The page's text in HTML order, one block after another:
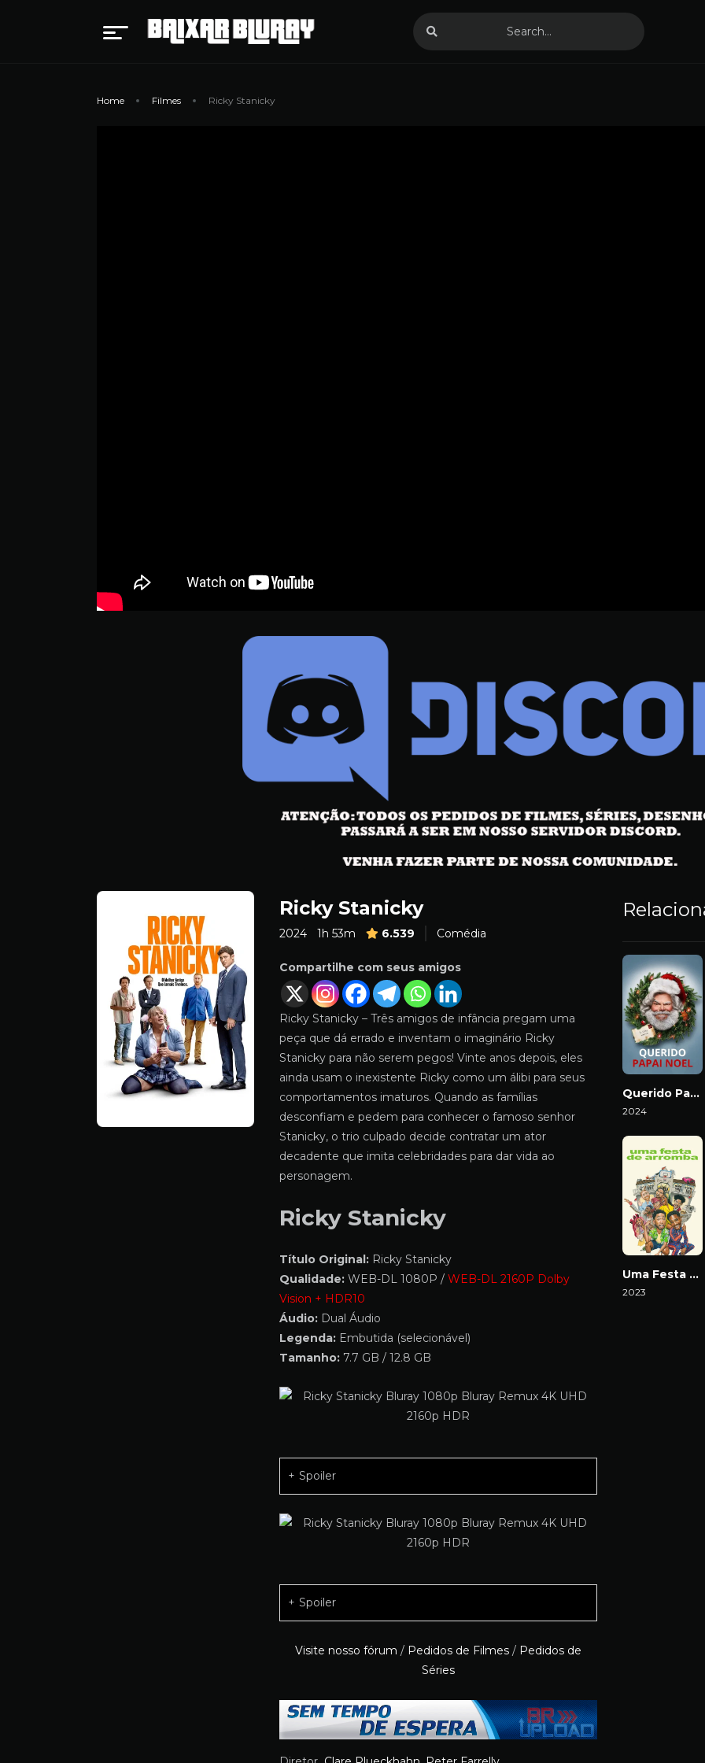
Home Filmes Ricky Stanicky
Ricky Stanicky
2024 1h 53m 6.539 Comédia
Compartilhe com seus amigos
Ricky Stanicky – Três amigos de infância pregam uma
peça que dá errado e inventam o imaginário Ricky
Stanicky para não serem pegos! Vinte anos depois, eles
ainda usam o inexistente Ricky como um álibi para seus
comportamentos imaturos. Quando as famílias
desconfiam e pedem para conhecer o famoso senhor
Stanicky, o trio culpado decide contratar um ator
decadente que imita celebridades para dar vida ao
personagem.
Ricky Stanicky
Título Original: Ricky Stanicky
Qualidade: WEB-DL 1080P / WEB-DL 2160P Dolby
Vision + HDR10
Áudio: Dual Áudio
Legenda: Embutida (selecionável)
Tamanho: 7.7 GB / 12.8 GB
Spoiler
Spoiler
Visite nosso fórum / Pedidos de Filmes / Pedidos de
Séries
Querido Papai Noel
2024
Uma Festa de Arromba
2023